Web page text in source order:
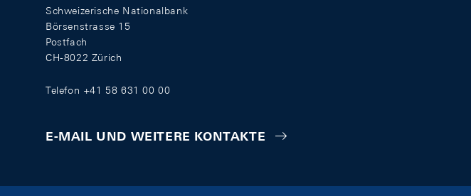
Schweizerische Nationalbank
Börsenstrasse 15
Postfach
CH-8022 Zürich
Telefon +41 58 631 00 00
E-MAIL UND WEITERE KONTAKTE